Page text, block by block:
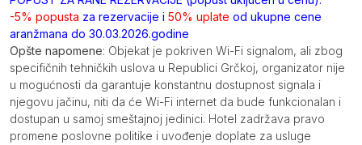
-5% popusta za rezervacije i 50% uplate od ukupne cene
aranžmana do 30.03.2026.godine
Opšte napomene: Objekat je pokriven Wi-Fi signalom, ali zbog
specifičnih tehničkih uslova u Republici Grčkoj, organizator nije
u mogućnosti da garantuje konstantnu dostupnost signala i
njegovu jačinu, niti da će Wi-Fi internet da bude funkcionalan i
dostupan u samoj smeštajnoj jedinici. Hotel zadržava pravo
promene poslovne politike i uvođenje doplate za usluge